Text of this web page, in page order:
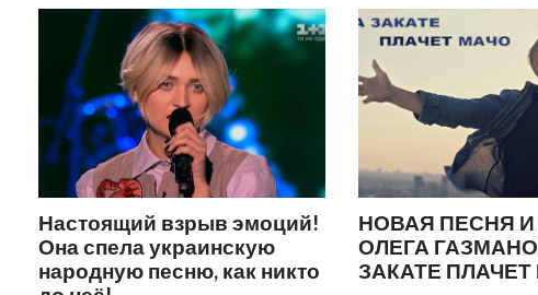
Настоящий взрыв эмоций!
Она спела украинскую
народную песню, как никто
НОВАЯ ПЕСНЯ И
ОЛЕГА
ЗАКАТЕ